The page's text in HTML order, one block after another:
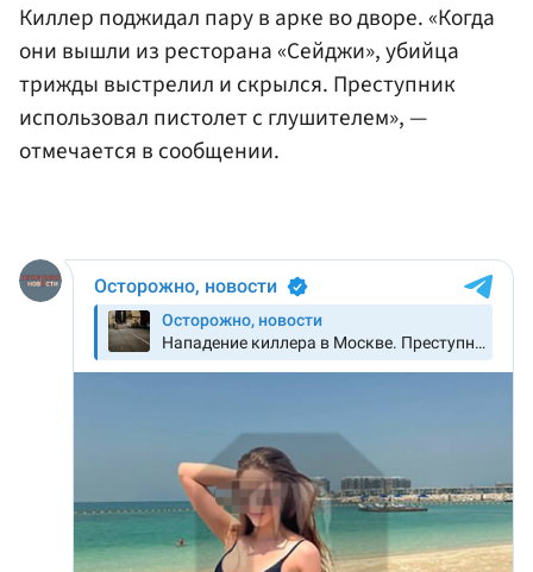
Киллер поджидал пару в арке во дворе. «Когда
они вышли из ресторана «Сейджи», убийца
трижды выстрелил и скрылся. Преступник
использовал пистолет с глушителем», —
отмечается в сообщении.